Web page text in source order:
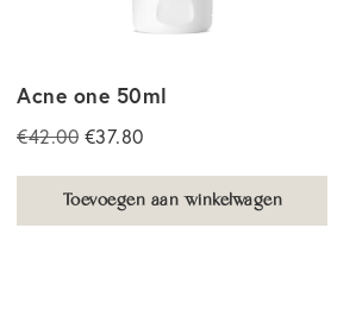
Acne one 50ml
€42.00 Oorspronkelijke
€42.00.
€37.80Huidige
Toevoegen aan winkelwagen